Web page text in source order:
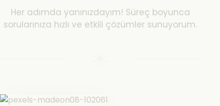
Her adımda yanınızdayım! Süreç boyunca
sorularınıza hızlı ve etkili çözümler sunuyorum.